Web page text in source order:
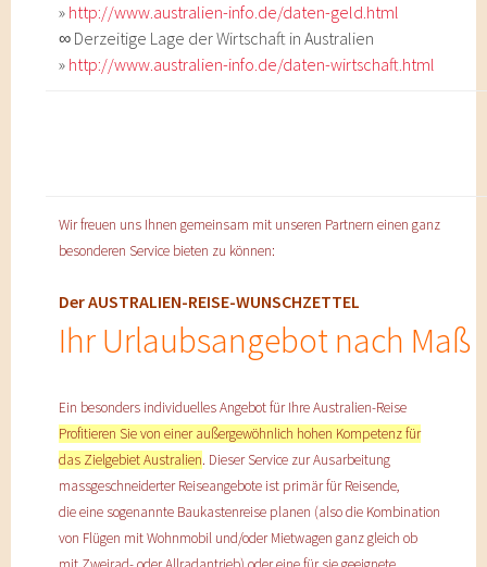
» http://www.australien-info.de/daten-geld.html
∞ Derzeitige Lage der Wirtschaft in Australien
» http://www.australien-info.de/daten-wirtschaft.html
Wir freuen uns Ihnen gemeinsam mit unseren Partnern einen ganz
besonderen Service bieten zu können:
Der AUSTRALIEN-REISE-WUNSCHZETTEL
Ihr Urlaubsangebot nach Maß
Ein besonders individuelles Angebot für Ihre Australien-Reise
Profitieren Sie von einer außergewöhnlich hohen Kompetenz für
das Zielgebiet Australien. Dieser Service zur Ausarbeitung
massgeschneiderter Reiseangebote ist primär für Reisende,
die eine sogenannte Baukastenreise planen (also die Kombination
von Flügen mit Wohnmobil und/oder Mietwagen ganz gleich ob